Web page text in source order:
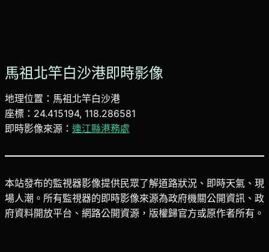
馬祖北竿白沙港即時影像
地理位置：馬祖北竿白沙港
座標：24.415194, 118.286581
即時影像來源： 連江縣港務處
本站發布的監視器影像提供民眾了解道路狀況、即時天氣、現
場人潮。所有監視器的即時影像來源為政府機關公開資訊、政
府資料開放平台、網路公開資源，版權歸官方或原作者所有。